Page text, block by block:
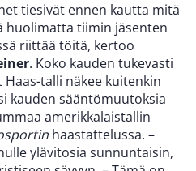
tiesivät ennen kautta mitä
huolimatta tiimin jäsenten
riittää töitä, kertoo
. Koko kauden tukevasti
talli näkee kuitenkin
kauden sääntömuutoksia
amerikkalaistallin
haastattelussa. –
ylävitosia sunnuntaisin,